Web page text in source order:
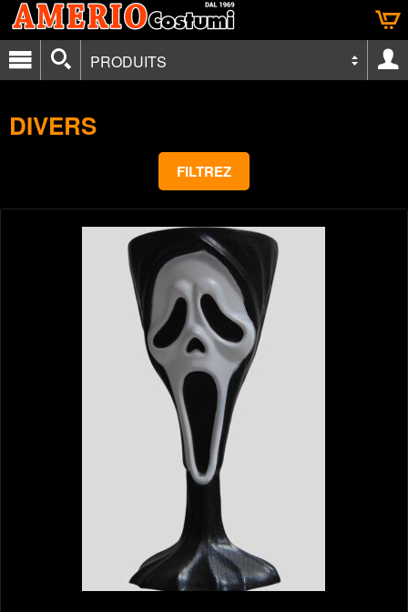
PRODUITS
DIVERS
FILTREZ